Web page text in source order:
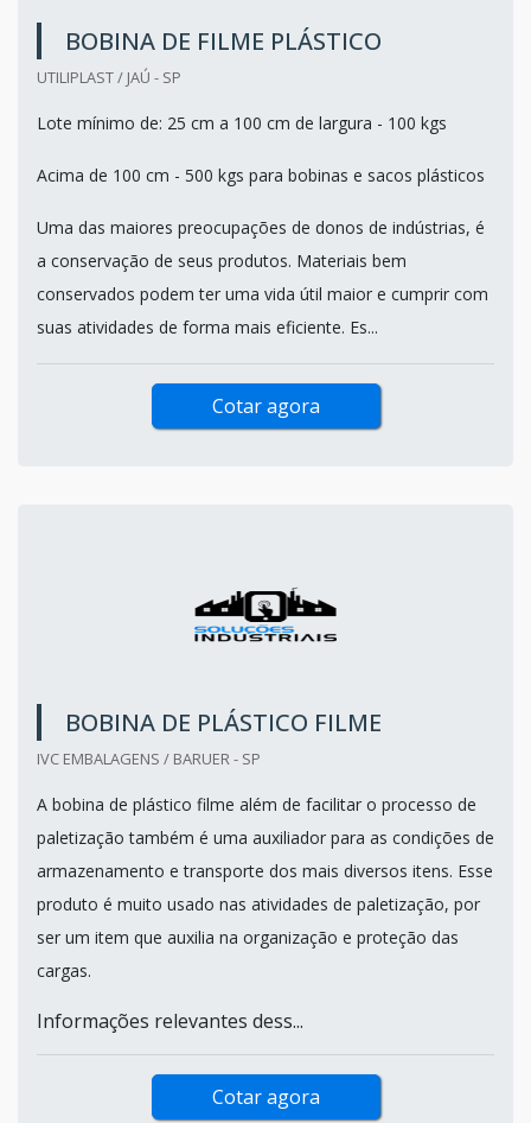
BOBINA DE FILME PLÁSTICO
UTILIPLAST / JAÚ - SP
Lote mínimo de: 25 cm a 100 cm de largura - 100 kgs
Acima de 100 cm - 500 kgs para bobinas e sacos plásticos
Uma das maiores preocupações de donos de indústrias, é
a conservação de seus produtos. Materiais bem
conservados podem ter uma vida útil maior e cumprir com
suas atividades de forma mais eficiente. Es...
Cotar agora
BOBINA DE PLÁSTICO FILME
IVC EMBALAGENS / BARUER - SP
A bobina de plástico filme além de facilitar o processo de
paletização também é uma auxiliador para as condições de
armazenamento e transporte dos mais diversos itens. Esse
produto é muito usado nas atividades de paletização, por
ser um item que auxilia na organização e proteção das
cargas.
Informações relevantes dess...
Cotar agora